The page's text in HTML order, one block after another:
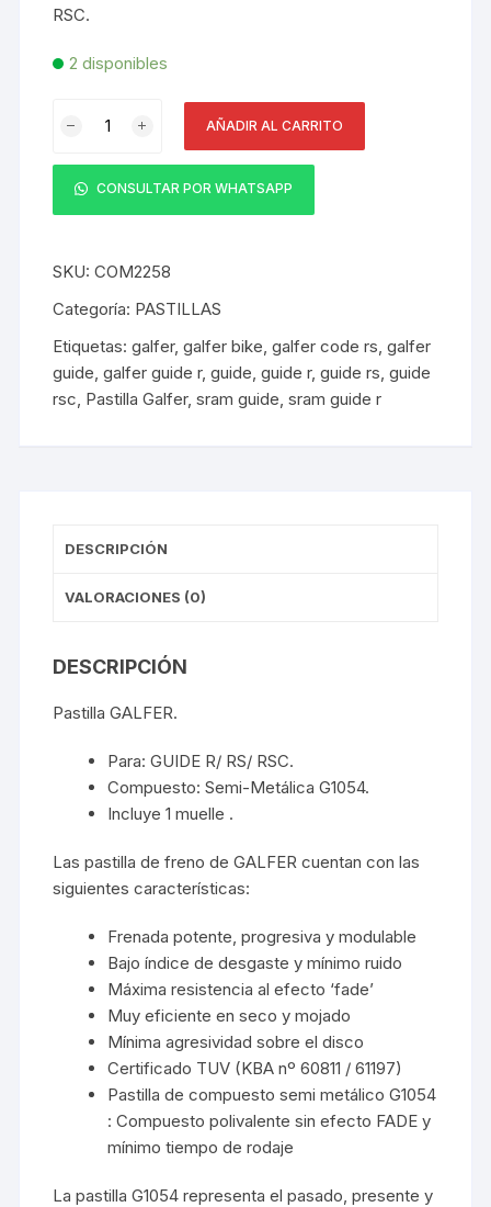
RSC.
2 disponibles
Estándard
para
Sram
R/
RSC
Semi-
Metalicas
cantidad
AÑADIR AL CARRITO
CONSULTAR POR WHATSAPP
SKU:COM2258
Categoría: PASTILLAS
Etiquetas:galfer,galfer bike ,galfer code rs ,galfer
guide ,galfer guide r,guide ,guide r,guide rs ,guide
rsc Pastilla Galfer,sram guide ,sram guide r
DESCRIPCIÓN
VALORACIONES (0)
DESCRIPCIÓN
Pastilla GALFER.
Para: GUIDE R/ RS/ RSC.
Compuesto: Semi-Metálica G1054.
Incluye 1 muelle .
Las pastilla de freno de GALFER cuentan con las
siguientes características:
Frenada potente, progresiva y modulable
Bajo índice de desgaste y mínimo ruido
Máxima resistencia al efecto ‘fade’
Muy eficiente en seco y mojado
Mínima agresividad sobre el disco
Certificado TUV (KBA nº 60811 / 61197)
Pastilla de compuesto semi metálico G1054
: Compuesto polivalente sin efecto FADE y
mínimo tiempo de rodaje
La pastilla G1054 representa el pasado, presente y